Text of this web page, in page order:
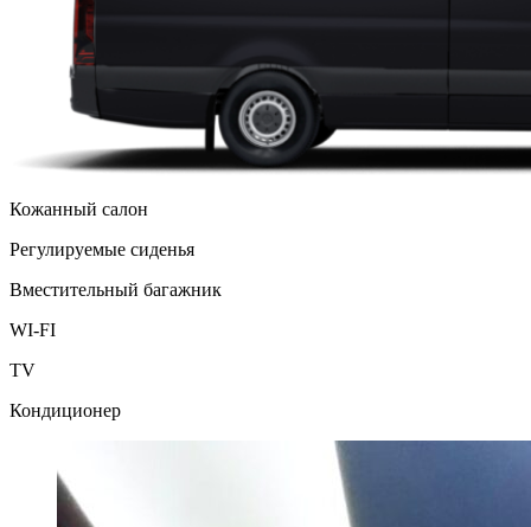
Кожанный салон
Регулируемые сиденья
Вместительный багажник
WI-FI
TV
Кондиционер